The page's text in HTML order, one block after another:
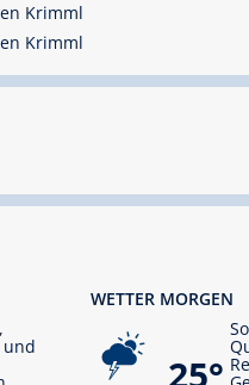
Krimml
Krimml
und
WETTER MORGEN
25°